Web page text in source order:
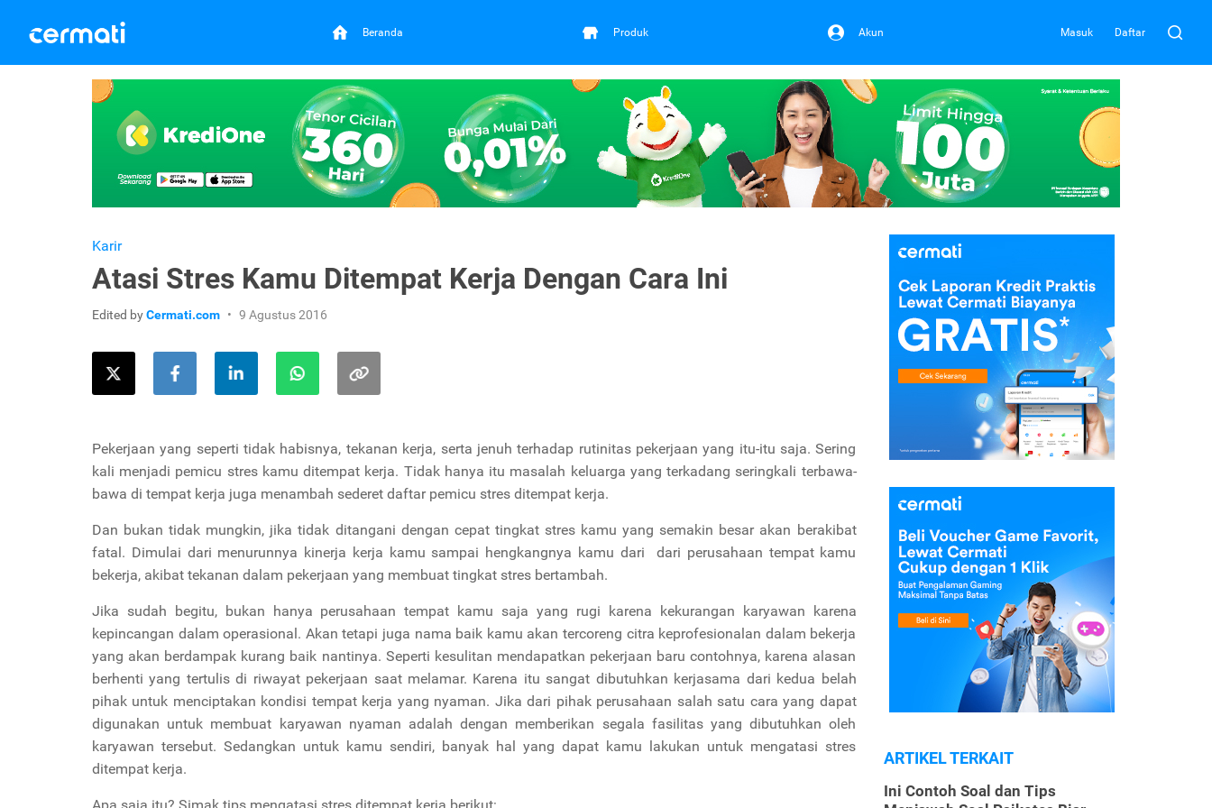
Beranda Produk Akun Masuk Daftar
Karir
Atasi Stres Kamu Ditempat Kerja Dengan Cara Ini
Edited byCermati.com 9 Agustus 2016
Pekerjaan yang seperti tidak habisnya, tekanan kerja, serta jenuh terhadap rutinitas pekerjaan yang itu-itu saja. Sering
kali menjadi pemicu stres kamu ditempat kerja. Tidak hanya itu masalah keluarga yang terkadang seringkali terbawa-
bawa di tempat kerja juga menambah sederet daftar pemicu stres ditempat kerja.
Dan bukan tidak mungkin, jika tidak ditangani dengan cepat tingkat stres kamu yang semakin besar akan berakibat
fatal. Dimulai dari menurunnya kinerja kerja kamu sampai hengkangnya kamu dari dari perusahaan tempat kamu
bekerja, akibat tekanan dalam pekerjaan yang membuat tingkat stres bertambah.
Jika sudah begitu, bukan hanya perusahaan tempat kamu saja yang rugi karena kekurangan karyawan karena
kepincangan dalam operasional. Akan tetapi juga nama baik kamu akan tercoreng citra keprofesionalan dalam bekerja
yang akan berdampak kurang baik nantinya. Seperti kesulitan mendapatkan pekerjaan baru contohnya, karena alasan
berhenti yang tertulis di riwayat pekerjaan saat melamar. Karena itu sangat dibutuhkan kerjasama dari kedua belah
pihak untuk menciptakan kondisi tempat kerja yang nyaman. Jika dari pihak perusahaan salah satu cara yang dapat
digunakan untuk membuat karyawan nyaman adalah dengan memberikan segala fasilitas yang dibutuhkan oleh
karyawan tersebut. Sedangkan untuk kamu sendiri, banyak hal yang dapat kamu lakukan untuk mengatasi stres
ditempat kerja.
ARTIKEL TERKAIT
Ini Contoh Soal dan Tips